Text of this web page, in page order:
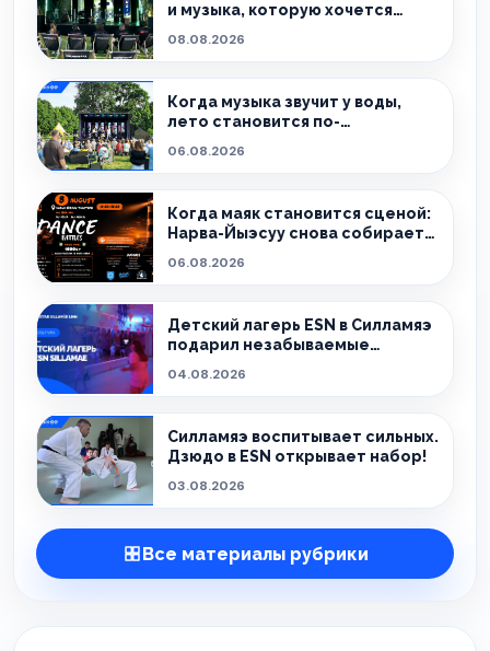
и музыка, которую хочется
08.08.2026
Когда музыка звучит у воды,
лето становится по-
06.08.2026
Когда маяк становится сценой:
Нарва-Йыэсуу снова собирает
06.08.2026
Детский лагерь ESN в Силламяэ
подарил незабываемые
04.08.2026
Силламяэ воспитывает сильных.
Дзюдо в ESN открывает набор!
03.08.2026
Все материалы рубрики